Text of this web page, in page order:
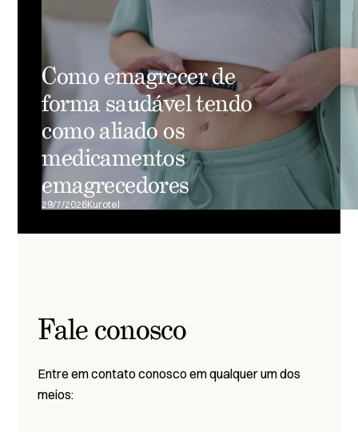
Como emagrecer de
forma saudável tendo
como aliado os
medicamentos
emagrecedores
29/7/2026Kurotel
Fale conosco
Entre em contato conosco em qualquer um dos
meios: